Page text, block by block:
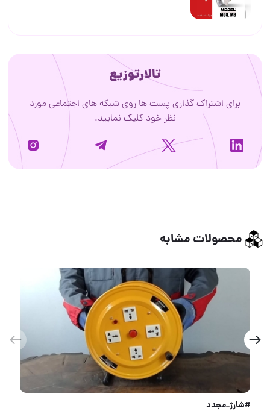
تالارتوزیع
برای اشتراک گذاری پست ها روی شبکه های اجتماعی مورد
نظر خود کلیک نمایید.
محصولات مشابه
تفنگ میخکوب عصایی ردهیت